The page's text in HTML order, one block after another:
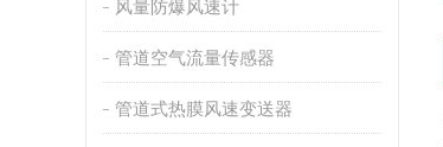
风量防爆风速计
管道空气流量传感器
管道式热膜风速变送器